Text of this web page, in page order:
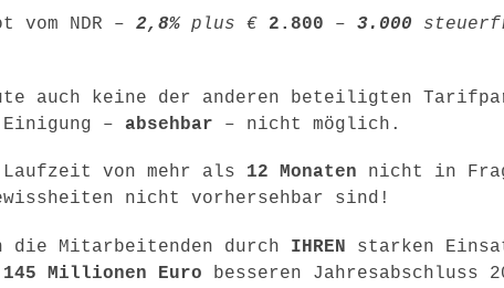
vom NDR – 2,8% plus € 2.800 – 3.000
auch keine der anderen beteiligten
– absehbar – nicht möglich.
Laufzeit von mehr als 12 Monaten nicht in
nicht vorhersehbar sind!
die Mitarbeitenden durch IHREN starken
145 Millionen Euro besseren Jahresabschluss